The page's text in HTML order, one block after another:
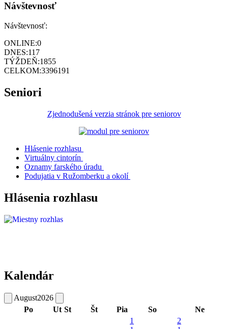
Návštevnosť
Návštevnosť:
ONLINE:0
DNES:117
TÝŽDEŇ:1855
CELKOM:3396191
Seniori
Zjednodušená verzia stránok pre seniorov
Hlásenie rozhlasu
Virtuálny cintorín
Oznamy farského úradu
Podujatia v Ružomberku a okolí
Hlásenia rozhlasu
Kalendár
August2026
Po
Ut St Št Pia So
Ne
1
2